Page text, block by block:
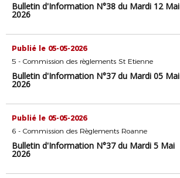
Bulletin d'Information N°38 du Mardi 12 Mai
2026
Publié le 05-05-2026
5 - Commission des règlements St Etienne
Bulletin d'Information N°37 du Mardi 05 Mai
2026
Publié le 05-05-2026
6 - Commission des Règlements Roanne
Bulletin d'Information N°37 du Mardi 5 Mai
2026